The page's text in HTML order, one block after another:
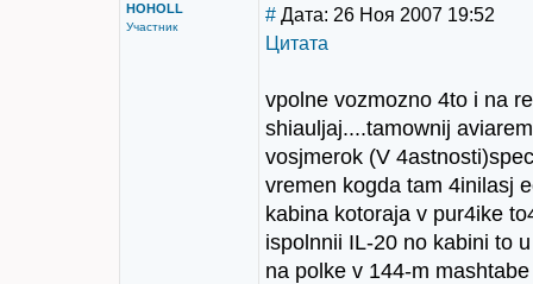
HOHOLL
Участник
# Дата: 26 Ноя 2007 19:52
Цитата
vpolne vozmozno 4to i na
shiauljaj....tamownij
vosjmerok (V
vremen kogda tam 4inilasj
kabina kotoraja v pur4ike
ispolnnii IL-20 no kabini to
na polke v 144-m